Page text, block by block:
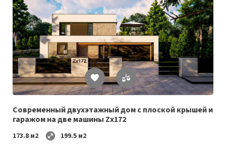
Список
желаемого
Cовременный двухэтажный дом с плоской крышей и
гаражом на две машины Zx172
173.8 м2
199.5 м2